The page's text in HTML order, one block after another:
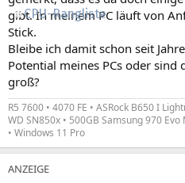
CPU-Rangliste
gibt. In meinem PC läuft von
Stick.
Bleibe ich damit schon seit
Potential meines PCs oder
groß?
R5 7600 • 4070 FE • ASRock B650 I
WD SN850x • 500GB Samsung 970
• Windows 11 Pro